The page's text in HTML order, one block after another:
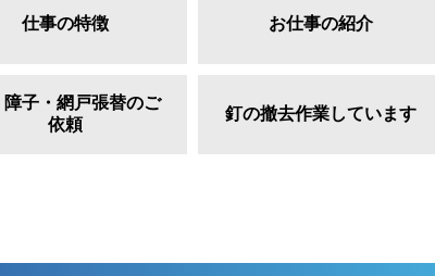
仕事の特徴 お仕事の紹介
障子・網戸張替のご
依頼
釘の撤去作業しています